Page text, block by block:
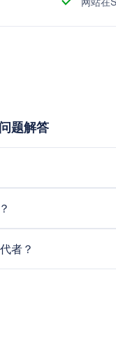
题解答
者？